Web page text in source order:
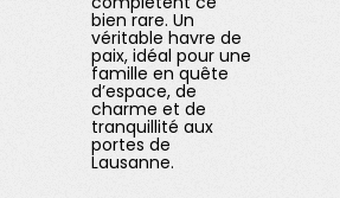
bien rare. Un
véritable havre de
paix, idéal pour une
famille en quête
d’espace, de
charme et de
tranquillité aux
portes de
Lausanne.